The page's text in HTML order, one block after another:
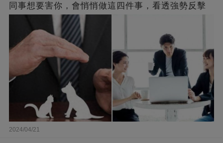
同事想要害你，會悄悄做這四件事，看透強勢反擊
2024/04/21